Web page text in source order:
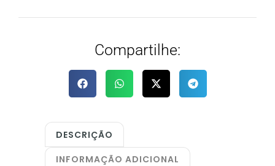
Compartilhe:
DESCRIÇÃO
INFORMAÇÃO ADICIONAL